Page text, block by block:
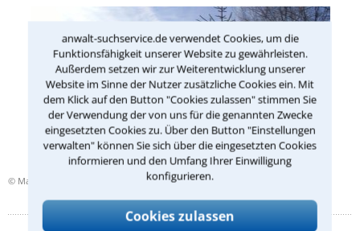
anwalt-suchservice.de verwendet Cookies, um die
Funktionsfähigkeit unserer Website zu gewährleisten.
Außerdem setzen wir zur Weiterentwicklung unserer
Website im Sinne der Nutzer zusätzliche Cookies ein. Mit
dem Klick auf den Button "Cookies zulassen" stimmen Sie
der Verwendung der von uns für die genannten Zwecke
eingesetzten Cookies zu. Über den Button "Einstellungen
verwalten" können Sie sich über die eingesetzten Cookies
informieren und den Umfang Ihrer Einwilligung
konfigurieren.
Cookies zulassen
© Ma - Anwalt-Suchservice